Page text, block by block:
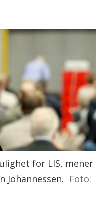
for LIS, mener
Johannessen. Foto: